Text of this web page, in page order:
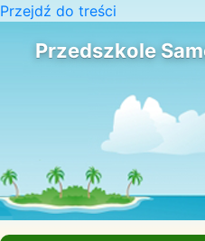
Przejdź do treści
Przedszkole